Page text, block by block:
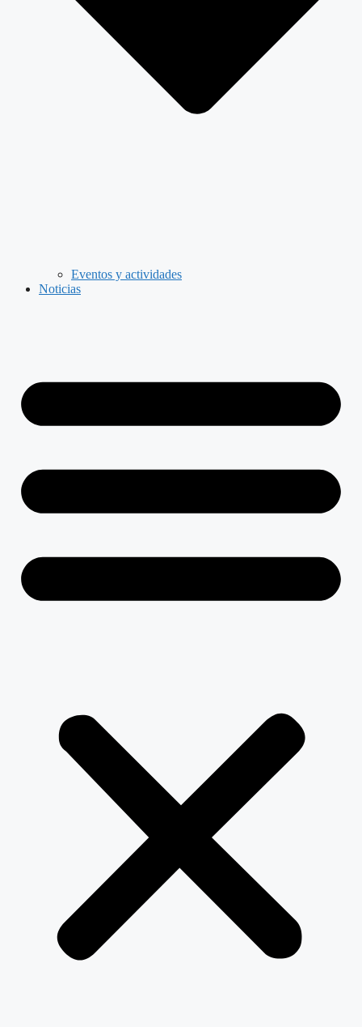
Eventos y actividades
Noticias